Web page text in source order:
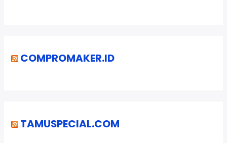
COMPROMAKER.ID
TAMUSPECIAL.COM